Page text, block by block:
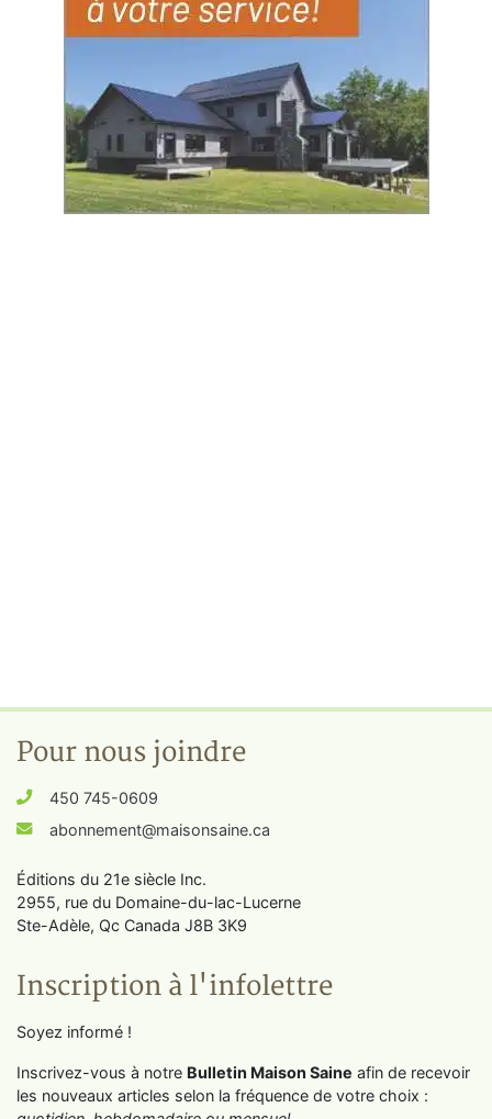
Pour nous joindre
450 745-0609
abonnement@maisonsaine.ca
Éditions du 21e siècle Inc.
2955, rue du Domaine-du-lac-Lucerne
Ste-Adèle, Qc Canada J8B 3K9
Inscription à l'infolettre
Soyez informé !
Inscrivez-vous à notre Bulletin Maison Saine afin de recevoir
les nouveaux articles selon la fréquence de votre choix :